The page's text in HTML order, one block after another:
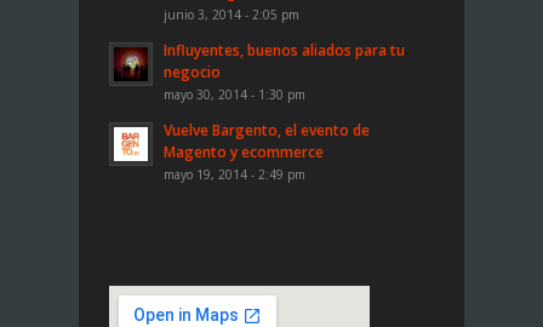
junio 3, 2014 - 2:05 pm
Influyentes, buenos aliados para tu
negocio
mayo 30, 2014 - 1:30 pm
Vuelve Bargento, el evento de
Magento y ecommerce
mayo 19, 2014 - 2:49 pm